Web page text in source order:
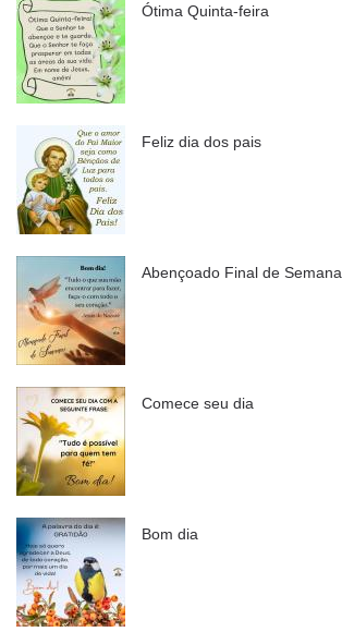
Ótima Quinta-feira
Feliz dia dos pais
Abençoado Final de Semana
Comece seu dia
Bom dia